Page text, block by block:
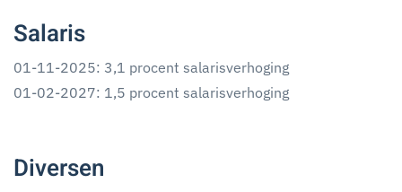
Salaris
01-11-2025: 3,1 procent salarisverhoging
01-02-2027: 1,5 procent salarisverhoging
Diversen